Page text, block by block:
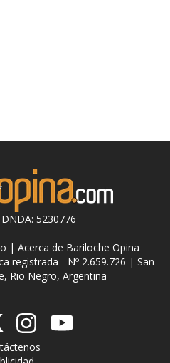
5230776
| Acerca de Bariloche Opina
registrada - Nº 2.659.726 | San
Rio Negro, Argentina